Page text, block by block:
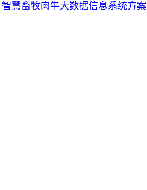
智慧畜牧肉牛大数据信息系统方案